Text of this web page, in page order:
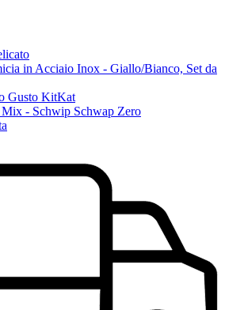
in Acciaio Inox - Giallo/Bianco, Set da
Gusto KitKat
Mix - Schwip Schwap Zero